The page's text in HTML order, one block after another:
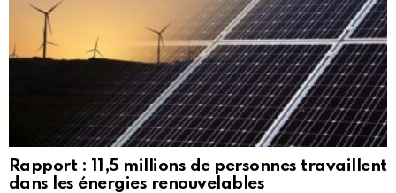
Rapport : 11,5 millions de personnes travaillent
dans les énergies renouvelables